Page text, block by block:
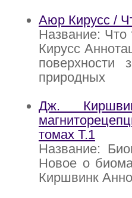
Аюр Кирусс /
Название: Что
Кирусс
природных
Дж.
томах Т.1
Название:
Новое о
Киршвинк